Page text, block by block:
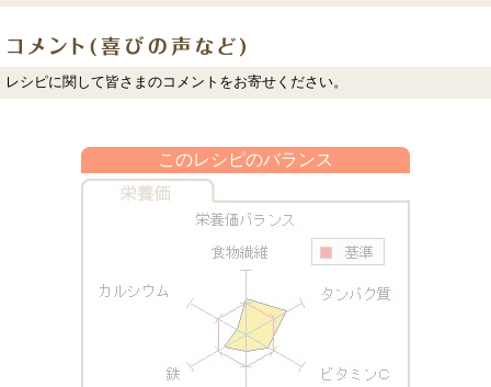
レシピに関して皆さまのコメントをお寄せください。
このレシピのバランス